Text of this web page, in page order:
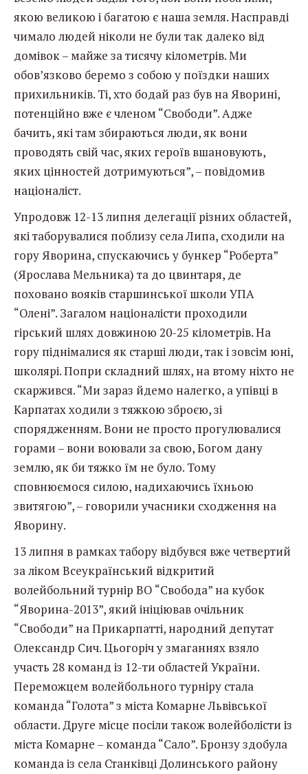
якою великою і багатою є наша земля. Насправді
чимало людей ніколи не були так далеко від
домівок – майже за тисячу кілометрів. Ми
обов’язково беремо з собою у поїздки наших
прихильників. Ті, хто бодай раз був на Яворині,
потенційно вже є членом “Свободи”. Адже
бачить, які там збираються люди, як вони
проводять свій час, яких героїв вшановують,
яких цінностей дотримуються”, – повідомив
націоналіст.
Упродовж 12-13 липня делегації різних областей,
які таборувалися поблизу села Липа, сходили на
гору Яворина, спускаючись у бункер “Роберта”
(Ярослава Мельника) та до цвинтаря, де
поховано вояків старшинської школи УПА
“Олені”. Загалом націоналісти проходили
гірський шлях довжиною 20-25 кілометрів. На
гору піднімалися як старші люди, так і зовсім юні,
школярі. Попри складний шлях, на втому ніхто не
скаржився. “Ми зараз йдемо налегко, а упівці в
Карпатах ходили з тяжкою зброєю, зі
спорядженням. Вони не просто прогулювалися
горами – вони воювали за свою, Богом дану
землю, як би тяжко їм не було. Тому
сповнюємося силою, надихаючись їхньою
звитягою”, – говорили учасники сходження на
Яворину.
13 липня в рамках табору відбувся вже четвертий
за ліком Всеукраїнський відкритий
волейбольний турнір ВО “Свобода” на кубок
“Яворина-2013”, який ініціював очільник
“Свободи” на Прикарпатті, народний депутат
Олександр Сич. Цьогоріч у змаганнях взяло
участь 28 команд із 12-ти областей України.
Переможцем волейбольного турніру стала
команда “Голота” з міста Комарне Львівської
области. Друге місце посіли також волейболісти із
міста Комарне – команда “Сало”. Бронзу здобула
команда із села Станківці Долинського району